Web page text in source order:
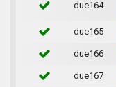
due164
due165
due166
due167